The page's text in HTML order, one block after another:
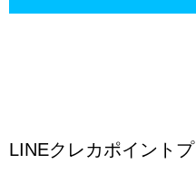
LINEクレカポイント